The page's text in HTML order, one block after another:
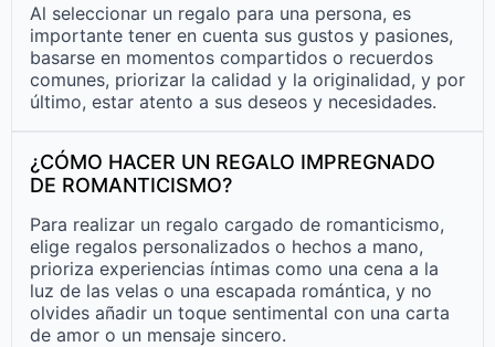
Al seleccionar un regalo para una persona, es
importante tener en cuenta sus gustos y pasiones,
basarse en momentos compartidos o recuerdos
comunes, priorizar la calidad y la originalidad, y por
último, estar atento a sus deseos y necesidades.
¿CÓMO HACER UN REGALO IMPREGNADO
DE ROMANTICISMO?
Para realizar un regalo cargado de romanticismo,
elige regalos personalizados o hechos a mano,
prioriza experiencias íntimas como una cena a la
luz de las velas o una escapada romántica, y no
olvides añadir un toque sentimental con una carta
de amor o un mensaje sincero.